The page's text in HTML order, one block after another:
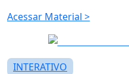
Acessar Material >
INTERATIVO